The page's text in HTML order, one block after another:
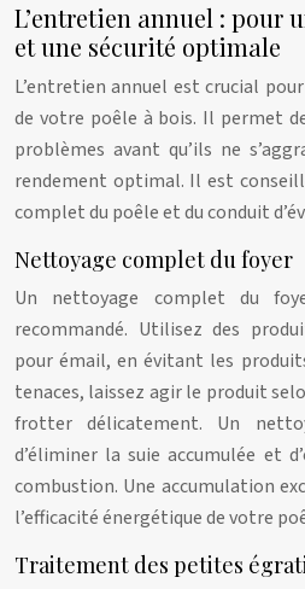
L’entretien annuel : pour
et une sécurité optimale
L’entretien annuel est crucial
de votre poêle à bois. Il permet
problèmes avant qu’ils ne
rendement optimal. Il est
complet du poêle et du conduit
Nettoyage complet du foyer
Un nettoyage complet du
recommandé. Utilisez des
pour émail, en évitant les
tenaces, laissez agir le produit
frotter délicatement. Un
d’éliminer la suie accumulée et
combustion. Une accumulation
l’efficacité énergétique de votre
Traitement des petites